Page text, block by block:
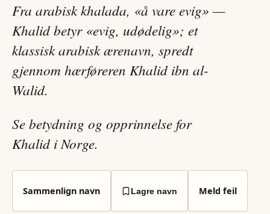
Fra arabisk khalada, «å vare evig» —
Khalid betyr «evig, udødelig»; et
klassisk arabisk ærenavn, spredt
gjennom hærføreren Khalid ibn al-
Walid.
Se betydning og opprinnelse for
Khalid i Norge.
Sammenlign navn Lagre navn Meld feil